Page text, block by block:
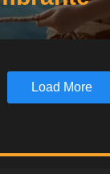
Load More